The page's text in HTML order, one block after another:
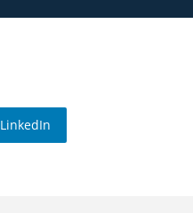
LinkedIn